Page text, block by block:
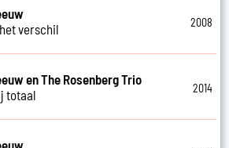
verschil
2008
en The Rosenberg Trio
totaal
2014